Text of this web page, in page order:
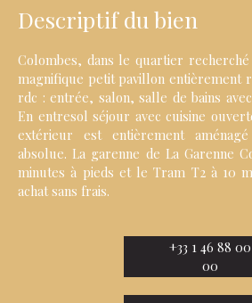
Descriptif du bien
Colombes, dans le quartier
magnifique petit pavillon entièrement
rdc : entrée, salon, salle de bains
En entresol séjour avec cuisine
extérieur est entièrement
absolue. La garenne de La Garenne
minutes à pieds et le Tram T2 à 10
achat sans frais.
+33 1 46 88 00
00